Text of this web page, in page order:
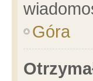
Góra